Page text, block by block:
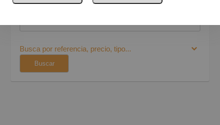
¿Dónde quieres buscar?
Huesca (35)
Busca por referencia, precio, tipo...
Buscar